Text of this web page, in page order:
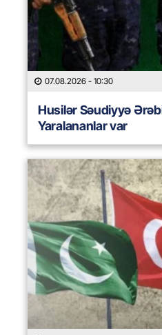
07.08.2026 - 10:30
Husilər Səudiyyə
Yaralananlar var